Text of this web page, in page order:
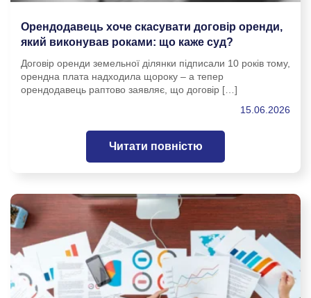
Орендодавець хоче скасувати договір оренди,
який виконував роками: що каже суд?
Договір оренди земельної ділянки підписали 10 років тому,
орендна плата надходила щороку – а тепер
орендодавець раптово заявляє, що договір […]
15.06.2026
Читати повністю